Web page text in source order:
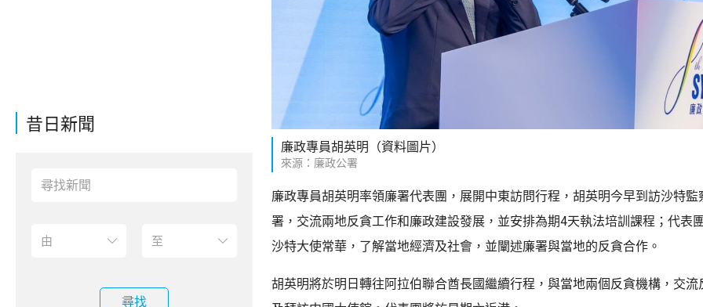
昔日新聞
尋找
廉政專員胡英明（資料圖片）
來源：廉政公署
廉政專員胡英明率領廉署代表團，展開中東訪問行程，胡英明今早到訪沙特監
署，交流兩地反貪工作和廉政建設發展，並安排為期4天執法培訓課程；代表
沙特大使常華，了解當地經濟及社會，並闡述廉署與當地的反貪合作。
胡英明將於明日轉往阿拉伯聯合酋長國繼續行程，與當地兩個反貪機構，交流